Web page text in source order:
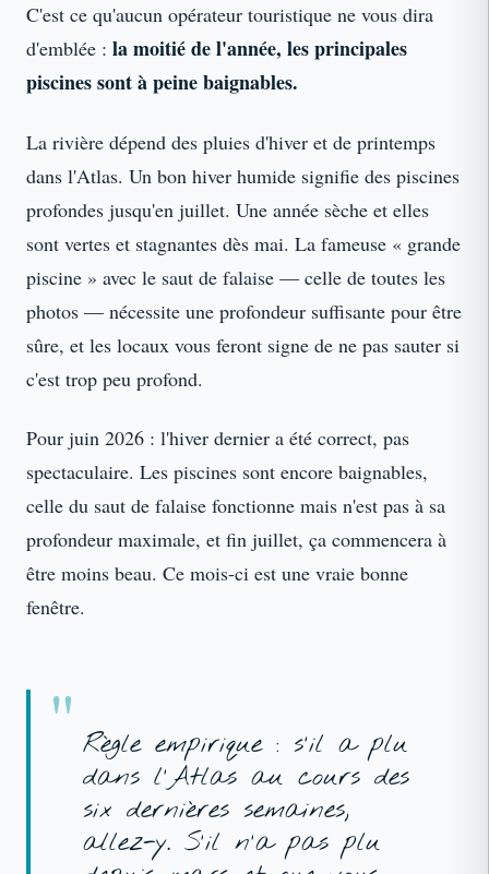
C'est ce qu'aucun opérateur touristique ne vous dira
d'emblée : la moitié de l'année, les principales
piscines sont à peine baignables.
La rivière dépend des pluies d'hiver et de printemps
dans l'Atlas. Un bon hiver humide signifie des piscines
profondes jusqu'en juillet. Une année sèche et elles
sont vertes et stagnantes dès mai. La fameuse « grande
piscine » avec le saut de falaise — celle de toutes les
photos — nécessite une profondeur suffisante pour être
sûre, et les locaux vous feront signe de ne pas sauter si
c'est trop peu profond.
Pour juin 2026 : l'hiver dernier a été correct, pas
spectaculaire. Les piscines sont encore baignables,
celle du saut de falaise fonctionne mais n'est pas à sa
profondeur maximale, et fin juillet, ça commencera à
être moins beau. Ce mois-ci est une vraie bonne
fenêtre.
Règle empirique : s'il a plu
dans l'Atlas au cours des
six dernières semaines,
allez-y. S'il n'a pas plu